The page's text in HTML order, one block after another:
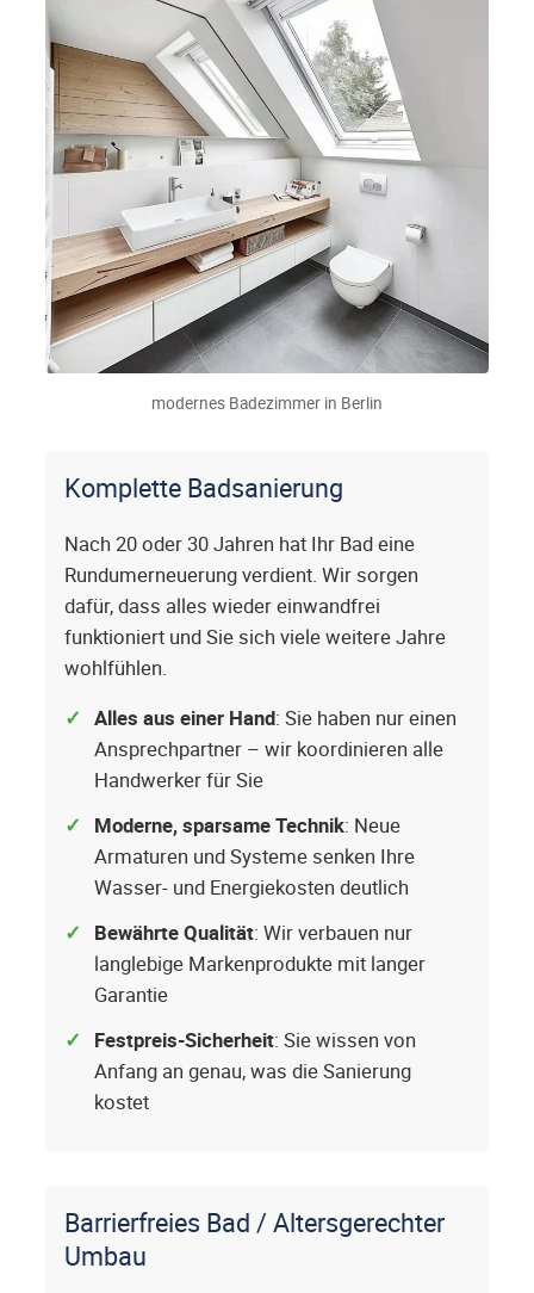
modernes Badezimmer in Berlin
Komplette Badsanierung
Nach 20 oder 30 Jahren hat Ihr Bad eine
Rundumerneuerung verdient. Wir sorgen
dafür, dass alles wieder einwandfrei
funktioniert und Sie sich viele weitere Jahre
wohlfühlen.
Alles aus einer Hand: Sie haben nur einen
Ansprechpartner – wir koordinieren alle
Handwerker für Sie
Moderne, sparsame Technik: Neue
Armaturen und Systeme senken Ihre
Wasser- und Energiekosten deutlich
Bewährte Qualität: Wir verbauen nur
langlebige Markenprodukte mit langer
Garantie
Festpreis-Sicherheit: Sie wissen von
Anfang an genau, was die Sanierung
kostet
Barrierfreies Bad / Altersgerechter
Umbau